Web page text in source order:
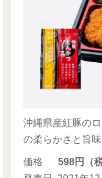
沖縄県産紅豚の
の柔らかさと旨
価格
598円（